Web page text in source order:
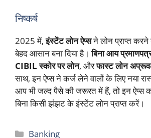
निष्कर्ष
2025 में,इंस्टेंट लोन ऐप्सने लोन प्राप्त करने
बेहद आसान बना दिया है।बिना आय
CIBIL स्कोर पर लोन, औरफास्ट लोन
साथ, इन ऐप्स ने कर्ज लेने वालों के लिए नया
आप भी जल्द पैसे की जरूरत में हैं, तो इन ऐप्स
बिना किसी झंझट के इंस्टेंट लोन प्राप्त करें।
Categories
Banking